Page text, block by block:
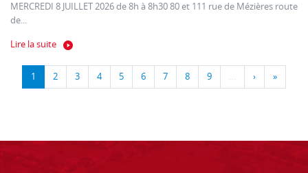
MERCREDI 8 JUILLET 2026 de 8h à 8h30 80 et 111 rue de Mézières route
de...
Lire la suite
1 2 3 4 5 6 7 8 9 … › »